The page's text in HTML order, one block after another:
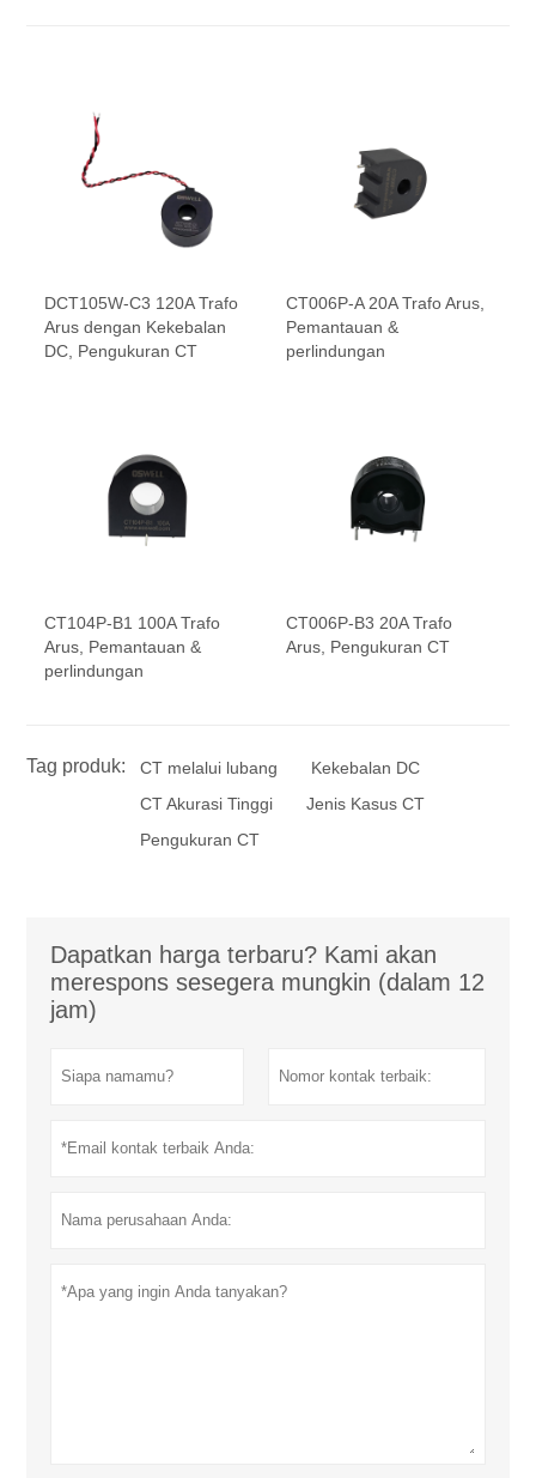
DCT105W-C3 120A Trafo
Arus dengan Kekebalan
DC, Pengukuran CT
CT006P-A 20A Trafo Arus,
Pemantauan &
perlindungan
CT104P-B1 100A Trafo
Arus, Pemantauan &
perlindungan
CT006P-B3 20A Trafo
Arus, Pengukuran CT
Tag produk: CT melalui lubang
Kekebalan DC
CT Akurasi Tinggi
Jenis Kasus CT
Pengukuran CT
Dapatkan harga terbaru? Kami akan
merespons sesegera mungkin (dalam 12
jam)